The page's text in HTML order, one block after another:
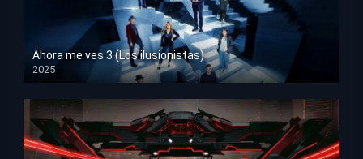
Ahora me ves 3 (Los ilusionistas)
2025
HD 1080p